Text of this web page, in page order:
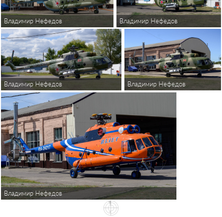
Владимир Нефедов Владимир Нефедов
Владимир Нефедов Владимир Нефедов
Владимир Нефедов